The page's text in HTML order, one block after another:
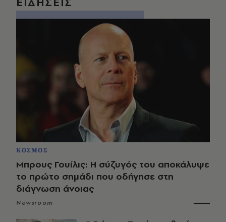
ΚΟΣΜΟΣ
Μπρους Γουίλις: Η σύζυγός του αποκάλυψε
το πρώτο σημάδι που οδήγησε στη
διάγνωση άνοιας
Newsroom